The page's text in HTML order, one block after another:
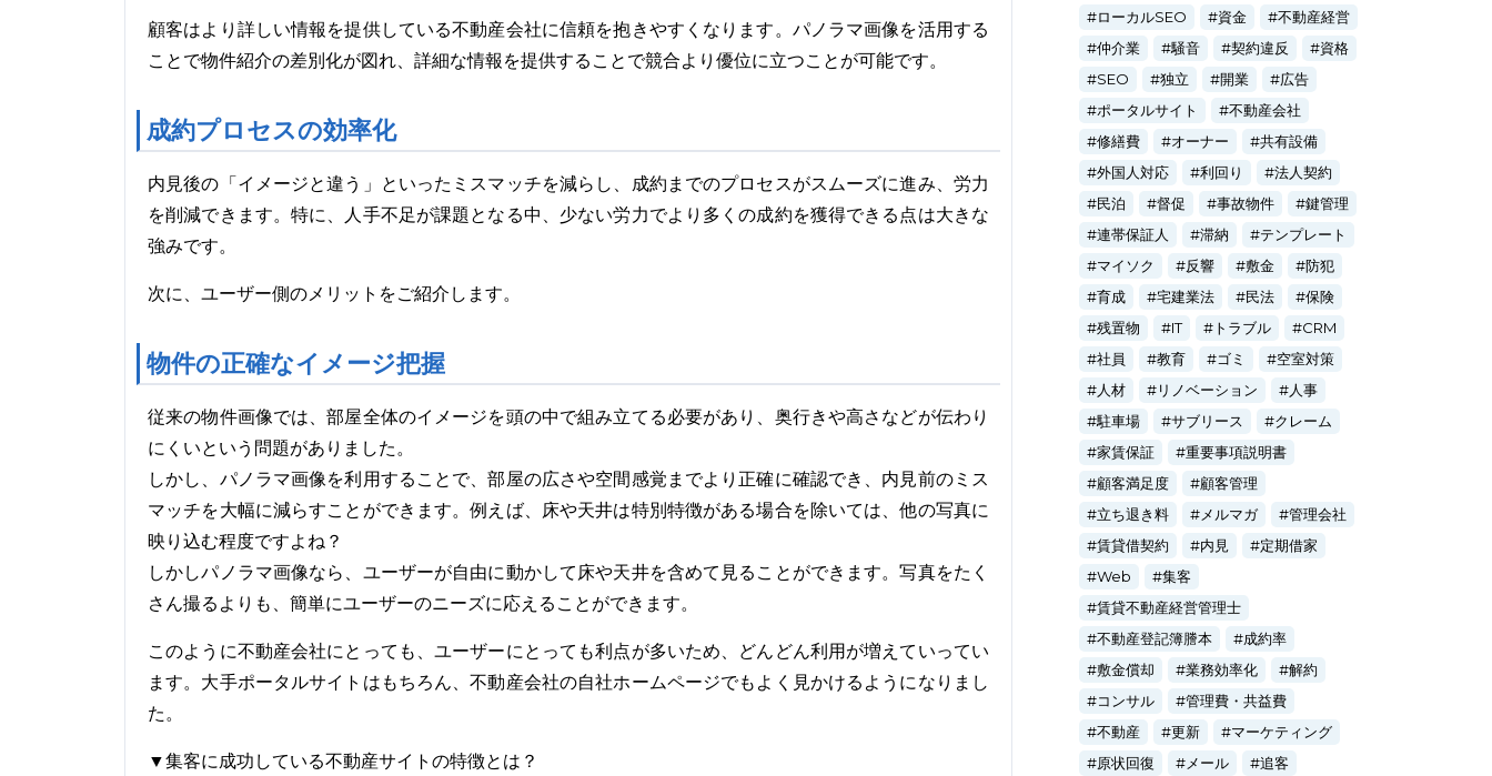
顧客はより詳しい情報を提供している不動産会社に信頼を抱きやすくなります。パノラマ画像を活用する
ことで物件紹介の差別化が図れ、詳細な情報を提供することで競合より優位に立つことが可能です。
成約プロセスの効率化
内見後の「イメージと違う」といったミスマッチを減らし、成約までのプロセスがスムーズに進み、労力
を削減できます。特に、人手不足が課題となる中、少ない労力でより多くの成約を獲得できる点は大きな
強みです。
次に、ユーザー側のメリットをご紹介します。
物件の正確なイメージ把握
従来の物件画像では、部屋全体のイメージを頭の中で組み立てる必要があり、奥行きや高さなどが伝わり
にくいという問題がありました。
しかし、パノラマ画像を利用することで、部屋の広さや空間感覚までより正確に確認でき、内見前のミス
マッチを大幅に減らすことができます。例えば、床や天井は特別特徴がある場合を除いては、他の写真に
映り込む程度ですよね？
しかしパノラマ画像なら、ユーザーが自由に動かして床や天井を含めて見ることができます。写真をたく
さん撮るよりも、簡単にユーザーのニーズに応えることができます。
このように不動産会社にとっても、ユーザーにとっても利点が多いため、どんどん利用が増えていってい
ます。大手ポータルサイトはもちろん、不動産会社の自社ホームページでもよく見かけるようになりまし
た。
▼集客に成功している不動産サイトの特徴とは？
ローカルSEO
資金
不動産経営
仲介業
騒音 契約違反
資格
SEO
独立 開業
広告
ポータルサイト
不動産会社
修繕費
オーナー
共有設備
外国人対応
利回り
法人契約
民泊
督促 事故物件
鍵管理
連帯保証人
滞納
テンプレート
マイソク
反響 敷金
防犯
育成
宅建業法 民法
保険
残置物
IT トラブル
CRM
社員
教育 ゴミ
空室対策
人材
リノベーション
人事
駐車場
サブリース
クレーム
家賃保証
重要事項説明書
顧客満足度
顧客管理
立ち退き料
メルマガ
管理会社
賃貸借契約
内見
定期借家
Web
集客
賃貸不動産経営管理士
不動産登記簿謄本
成約率
敷金償却
業務効率化
解約
コンサル
管理費・共益費
不動産
更新
マーケティング
原状回復
メール
追客